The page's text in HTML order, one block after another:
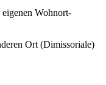
Wohnort-
Ort (Dimissoriale)